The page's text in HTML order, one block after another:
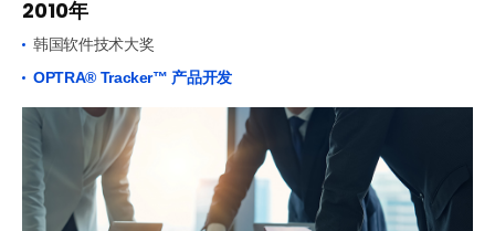
2010年
韩国软件技术大奖
OPTRA® Tracker™ 产品开发